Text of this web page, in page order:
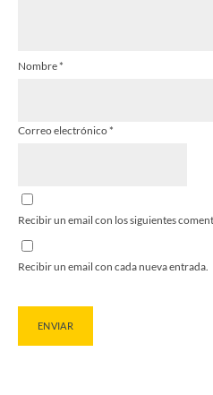
Nombre*
Correo electrónico*
Recibir un email con los siguientes
Recibir un email con cada nueva entrada.